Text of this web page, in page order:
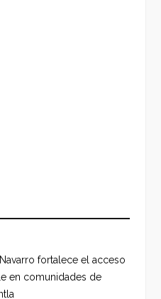
fortalece el acceso
en comunidades de